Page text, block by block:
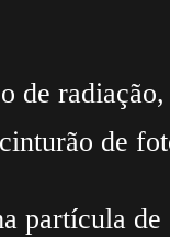
de
de
partícula de